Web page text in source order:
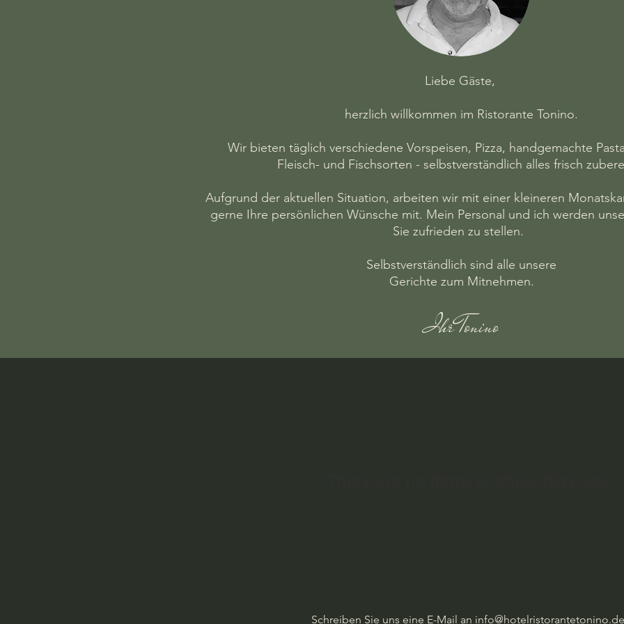
Liebe Gäste,
herzlich willkommen im Ristorante Tonino.
Wir bieten täglich verschiedene Vorspeisen, Pizza, handgemachte
Fleisch- und Fischsorten - selbstverständlich alles frisch
Aufgrund der aktuellen Situation, arbeiten wir mit einer kleineren
gerne Ihre persönlichen Wünsche mit. Mein Personal und ich werden
Sie zufrieden zu stellen.
​Selbstverständlich sind alle unsere
Gerichte zum Mitnehmen.
Ihr Tonino​
Schreiben Sie uns eine E-Mail an info@hotelristorantetonino.de